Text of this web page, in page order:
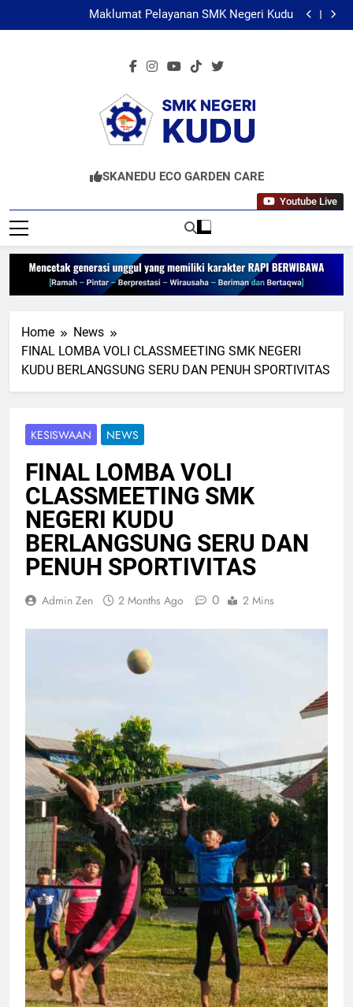
to
Maklumat Pelayanan SMK Negeri Kudu
Maklumat Pelayanan Tamu
Survei Kepuasan Masyarakat
Maklumat Pelayanan SMK Negeri Kudu
SMKN KUDU
SKANEDU ECO GARDEN CARE
Youtube Live
Home
News
FINAL LOMBA VOLI CLASSMEETING SMK NEGERI
KUDU BERLANGSUNG SERU DAN PENUH SPORTIVITAS
KESISWAAN NEWS
FINAL LOMBA VOLI
CLASSMEETING SMK
NEGERI KUDU
BERLANGSUNG SERU DAN
PENUH SPORTIVITAS
Admin Zen 2 Months Ago 0 2 Mins